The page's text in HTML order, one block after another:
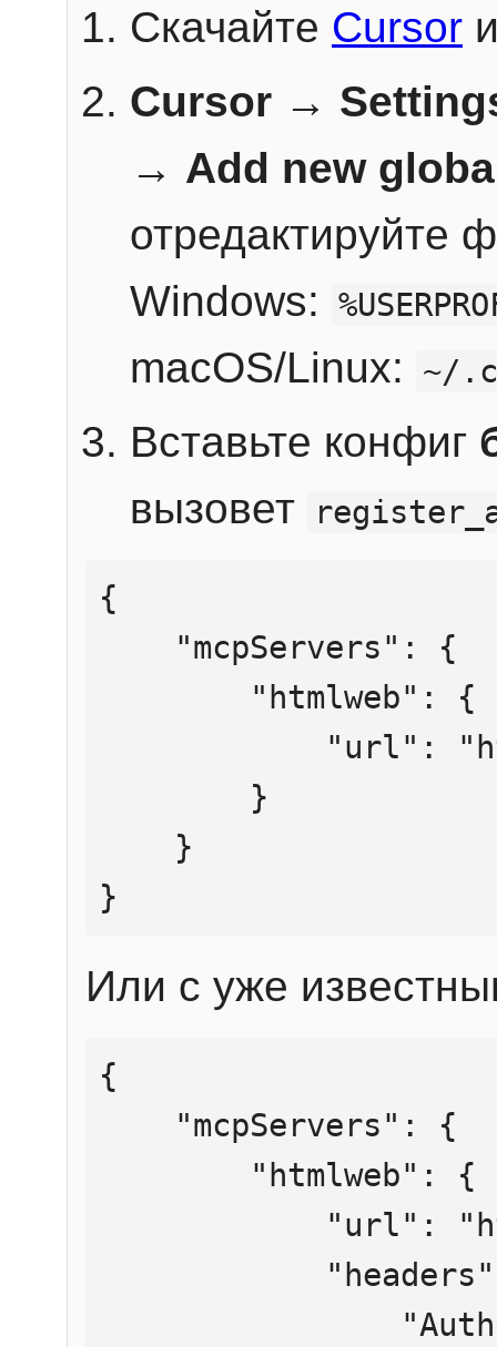
Скачайте Cursor
Cursor →
→ Add new
отредактируйте
Windows:
macOS/Linux: ~/
Вставьте конфиг
вызовет
{
}
Или с уже
{